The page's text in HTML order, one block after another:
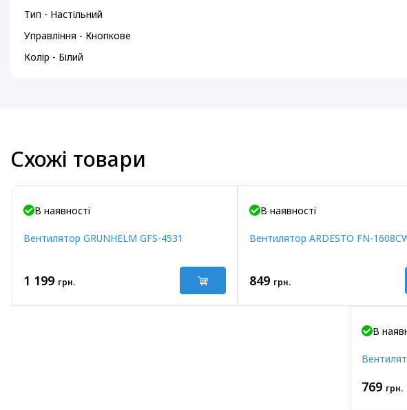
Тип - Настільний
Управління - Кнопкове
Колір - Білий
Схожі товари
В наявності
Вентилятор GRUNHELM GFS-4531
1 199 грн.
В наявності
Вентилятор ARDESTO FN-
849 грн.
В
769 грн.